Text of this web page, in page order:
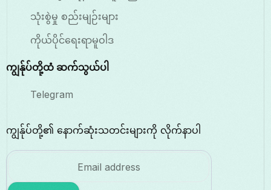
သုံးစွဲမှု စည်းမျဉ်းများ
ကိုယ်ပိုင်ရေးရာမူဝါဒ
ကျွန်ုပ်တို့ထံ ဆက်သွယ်ပါ
Telegram
ကျွန်ုပ်တို့၏ နောက်ဆုံးသတင်းများကို လိုက်နာပါ